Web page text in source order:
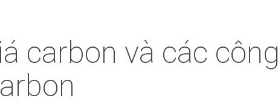
carbon và các công